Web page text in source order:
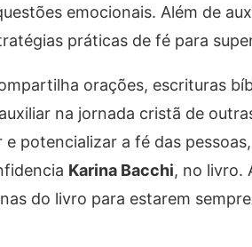
emocionais. Além de
práticas de fé para
orações, escrituras
na jornada cristã de
potencializar a fé das
Karina Bacchi, no livro.
do livro para estarem